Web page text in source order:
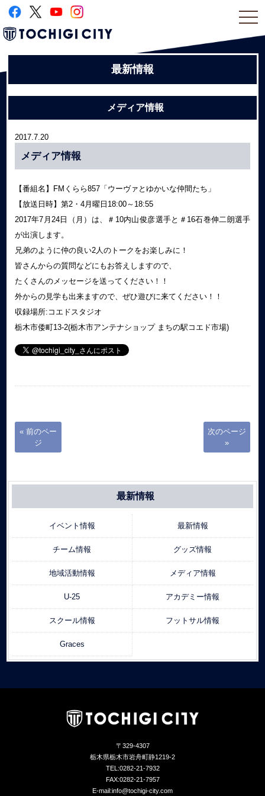
最新情報
メディア情報
2017.7.20
メディア情報
【番組名】FMくらら857「ウーヴァとゆかいな仲間たち」
【放送日時】第2・4月曜日18:00～18:55
2017年7月24日（月）は、＃10内山俊彦選手と＃16石巻伸二朗選手
が出演します。
兄弟のように仲の良い2人のトークをお楽しみに！
皆さんからの質問などにもお答えしますので、
たくさんのメッセージを送ってください！！
外からの見学も出来ますので、ぜひ遊びに来てください！！
収録場所:コエドスタジオ
栃木市倭町13-2(栃木市アンテナショップ まちの駅コエド市場)
« 前のペー
ジ
次のページ
»
最新情報
イベント情報 最新情報
チーム情報 グッズ情報
地域活動情報 メディア情報
U-25 アカデミー情報
スクール情報 フットサル情報
Graces
〒329-4307
栃木県栃木市岩舟町静1219-2
TEL:0282-21-7932
FAX:0282-21-7957
E-mail:info@tochigi-city.com